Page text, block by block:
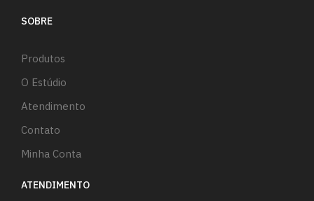
SOBRE
Produtos
O Estúdio
Atendimento
Contato
Minha Conta
ATENDIMENTO